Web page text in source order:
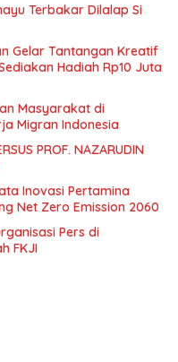
Terbakar Dilalap Si
Gelar Tantangan Kreatif
Hadiah Rp10 Juta
Masyarakat di
Migran Indonesia
PROF. NAZARUDIN
Inovasi Pertamina
Net Zero Emission 2060
Pers di
FKJI